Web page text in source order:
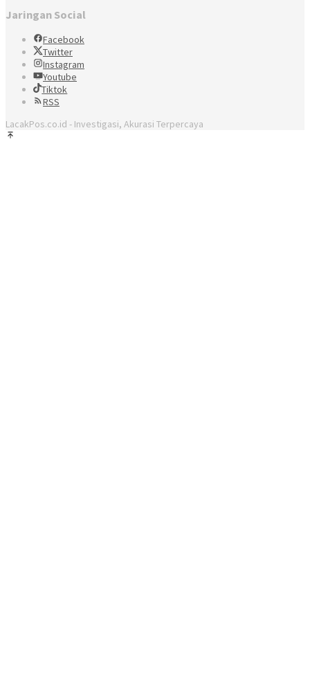
Jaringan Social
Facebook
Twitter
Instagram
Youtube
Tiktok
RSS
LacakPos.co.id - Investigasi, Akurasi Terpercaya